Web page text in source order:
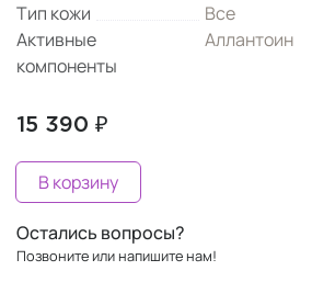
Тип кожи
Все
Активные
компоненты
Аллантоин
15 390 ₽
В корзину
Остались вопросы?
Позвоните или напишите нам!